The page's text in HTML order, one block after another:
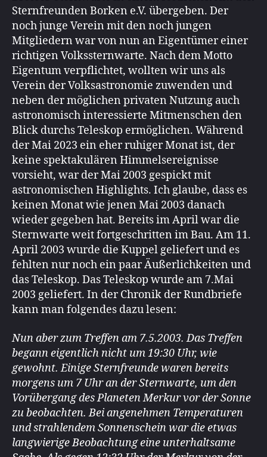
Sternfreunden Borken e.V. übergeben. Der
noch junge Verein mit den noch jungen
Mitgliedern war von nun an Eigentümer einer
richtigen Volkssternwarte. Nach dem Motto
Eigentum verpflichtet, wollten wir uns als
Verein der Volksastronomie zuwenden und
neben der möglichen privaten Nutzung auch
astronomisch interessierte Mitmenschen den
Blick durchs Teleskop ermöglichen. Während
der Mai 2023 ein eher ruhiger Monat ist, der
keine spektakulären Himmelsereignisse
vorsieht, war der Mai 2003 gespickt mit
astronomischen Highlights. Ich glaube, dass es
keinen Monat wie jenen Mai 2003 danach
wieder gegeben hat. Bereits im April war die
Sternwarte weit fortgeschritten im Bau. Am 11.
April 2003 wurde die Kuppel geliefert und es
fehlten nur noch ein paar Äußerlichkeiten und
das Teleskop. Das Teleskop wurde am 7.Mai
2003 geliefert. In der Chronik der Rundbriefe
kann man folgendes dazu lesen:
Nun aber zum Treffen am 7.5.2003. Das Treffen
begann eigentlich nicht um 19:30 Uhr, wie
gewohnt. Einige Sternfreunde waren bereits
morgens um 7 Uhr an der Sternwarte, um den
Vorübergang des Planeten Merkur vor der Sonne
zu beobachten. Bei angenehmen Temperaturen
und strahlendem Sonnenschein war die etwas
langwierige Beobachtung eine unterhaltsame